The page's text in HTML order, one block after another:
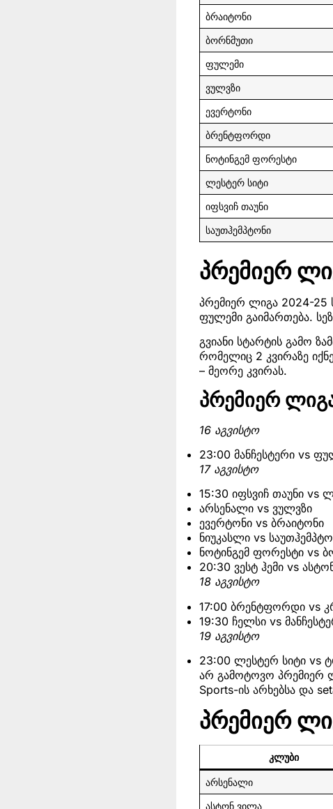
ბრაიტონი
ბორნმუთი
ფულემი
ვულვზი
ევერტონი
ბრენტფორდი
ნოტინგემ ფორესტი
ლესტერ სიტი
იფსვიჩ თაუნი
საუთჰემპტონი
პრემიერ
პრემიერ ლიგა 2024-25
ფულემი გაიმართება.
გვიანი სტარტის გამო
რომელიც 2 კვირაზე
– მეორე კვირას.
პრემიერ
16 აგვისტო
23:00 მანჩესტერი vs
17 აგვისტო
15:30 იფსვიჩ თაუნი vs
არსენალი vs ვულვზი
ევერტონი vs ბრაიტონი
ნიუკასლი vs
ნოტინგემ ფორესტი vs
20:30 ვესტ ჰემი vs
18 აგვისტო
17:00 ბრენტფორდი vs
19:30 ჩელსი vs
19 აგვისტო
23:00 ლესტერ სიტი vs
არ გამოტოვო პრემიერ
Sports-ის არხებსა და
პრემიერ
კლუბი
არსენალი
ასტონ ვილა